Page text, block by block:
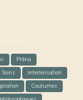
Prâna
Soins Interiorisation
Coutumes